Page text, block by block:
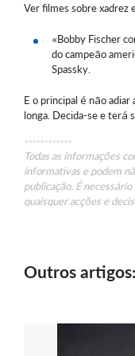
Ver filmes sobre xadrez
«Bobby Fischer
do campeão
Spassky.
E o principal é não adiar
longa. Decida-se e terá
------------
Todas as informações
informativas e podem
publicação. É
quaisquer acções e
Outros artigos: